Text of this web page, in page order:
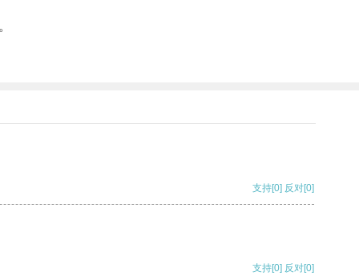
支持[0] 反对[0]
支持[0] 反对[0]